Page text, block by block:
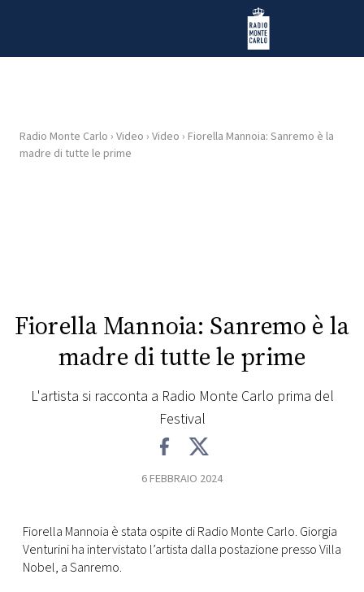
Radio Monte Carlo
HOME
NEWS
FOTO
VIDEO
Radio Monte Carlo › Video › Video › Fiorella Mannoia: Sanremo è la
madre di tutte le prime
Fiorella Mannoia: Sanremo è la
madre di tutte le prime
L'artista si racconta a Radio Monte Carlo prima del
Festival
6 FEBBRAIO 2024
Fiorella Mannoia è stata ospite di Radio Monte Carlo. Giorgia
Venturini ha intervistato l’artista dalla postazione presso Villa
Nobel, a Sanremo.